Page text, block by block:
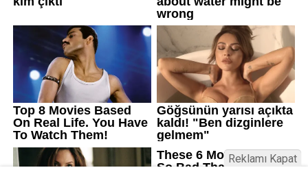
Reklamı Kapat